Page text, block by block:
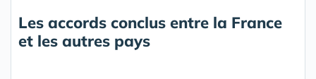
Les accords conclus entre la France
et les autres pays